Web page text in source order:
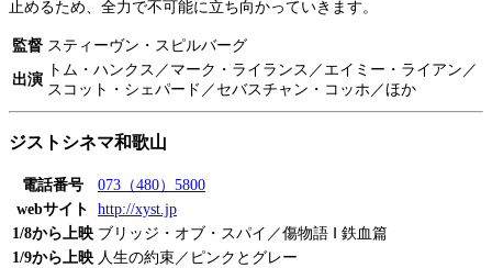
止めるため、全力で不可能に立ち向かっていきます。
監督 スティーヴン・スピルバーグ
出演
トム・ハンクス／マーク・ライランス／エイミー・ライアン／
スコット・シェパード／セバスチャン・コッホ／ほか
ジストシネマ和歌山
電話番号
073（480）5800
webサイト
http://xyst.jp
1/8から上映 ブリッジ・オブ・スパイ／傷物語 Ⅰ 鉄血篇
1/9から上映 人生の約束／ピンクとグレー